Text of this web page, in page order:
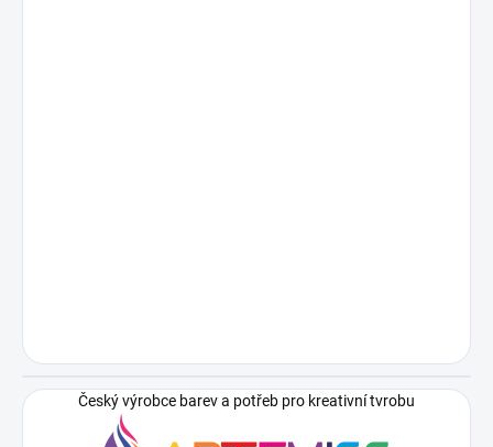
Český výrobce barev a potřeb pro kreativní tvrobu